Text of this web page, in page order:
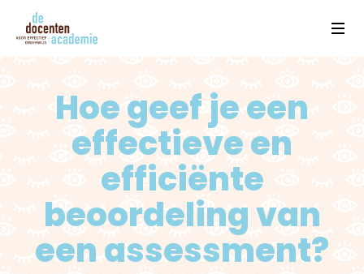
Home
Hoe geef je een
effectieve en
efficiënte
beoordeling van
een assessment?